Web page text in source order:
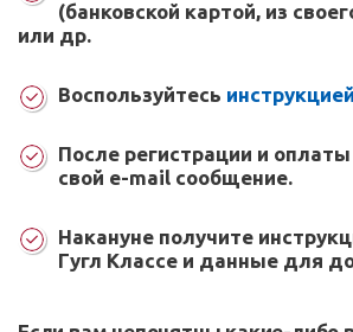
(банковской картой, из
или др.
Воспользуйтесь
После регистрации и
свой e-mail сообщение.
Накануне получите
Гугл Классе и данные для